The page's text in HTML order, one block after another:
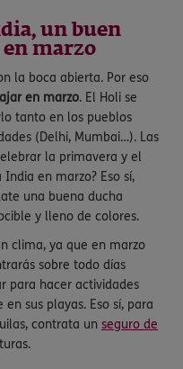
un buen
marzo
la boca abierta. Por eso
en marzo. El Holi se
tanto en los pueblos
(Delhi, Mumbai…). Las
la primavera y el
en marzo? Eso sí,
una buena ducha
y lleno de colores.
clima, ya que en marzo
sobre todo días
para hacer actividades
sus playas. Eso sí, para
contrata un seguro de